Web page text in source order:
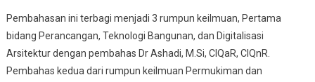
Pembahasan ini terbagi menjadi 3 rumpun keilmuan, Pertama
bidang Perancangan, Teknologi Bangunan, dan Digitalisasi
Arsitektur dengan pembahas Dr Ashadi, M.Si, CIQaR, CIQnR.
Pembahas kedua dari rumpun keilmuan Permukiman dan